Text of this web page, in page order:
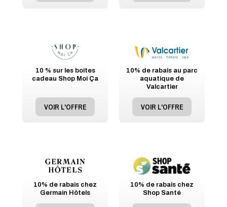
10 % sur les boites
cadeau Shop Moi Ça
VOIR L'OFFRE
10% de rabais au parc
aquatique de
Valcartier
VOIR L'OFFRE
10% de rabais chez
Germain Hôtels
10% de rabais chez
Shop Santé